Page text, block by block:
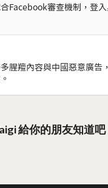
Facebook審查機制，登
腥羶內容與中國惡意廣告
給你的朋友知道吧